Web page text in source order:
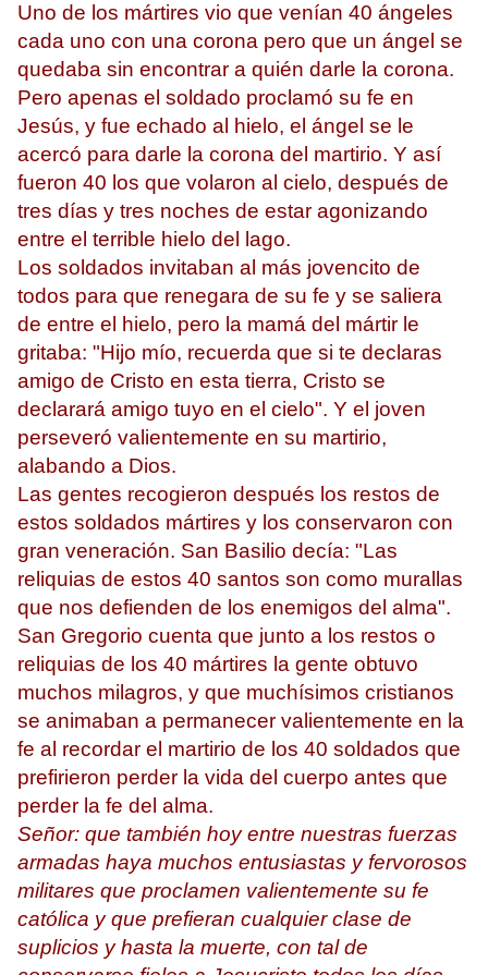
Uno de los mártires vio que venían 40 ángeles
cada uno con una corona pero que un ángel se
quedaba sin encontrar a quién darle la corona.
Pero apenas el soldado proclamó su fe en
Jesús, y fue echado al hielo, el ángel se le
acercó para darle la corona del martirio. Y así
fueron 40 los que volaron al cielo, después de
tres días y tres noches de estar agonizando
entre el terrible hielo del lago.
Los soldados invitaban al más jovencito de
todos para que renegara de su fe y se saliera
de entre el hielo, pero la mamá del mártir le
gritaba: "Hijo mío, recuerda que si te declaras
amigo de Cristo en esta tierra, Cristo se
declarará amigo tuyo en el cielo". Y el joven
perseveró valientemente en su martirio,
alabando a Dios.
Las gentes recogieron después los restos de
estos soldados mártires y los conservaron con
gran veneración. San Basilio decía: "Las
reliquias de estos 40 santos son como murallas
que nos defienden de los enemigos del alma".
San Gregorio cuenta que junto a los restos o
reliquias de los 40 mártires la gente obtuvo
muchos milagros, y que muchísimos cristianos
se animaban a permanecer valientemente en la
fe al recordar el martirio de los 40 soldados que
prefirieron perder la vida del cuerpo antes que
perder la fe del alma.
Señor: que también hoy entre nuestras fuerzas
armadas haya muchos entusiastas y fervorosos
militares que proclamen valientemente su fe
católica y que prefieran cualquier clase de
suplicios y hasta la muerte, con tal de